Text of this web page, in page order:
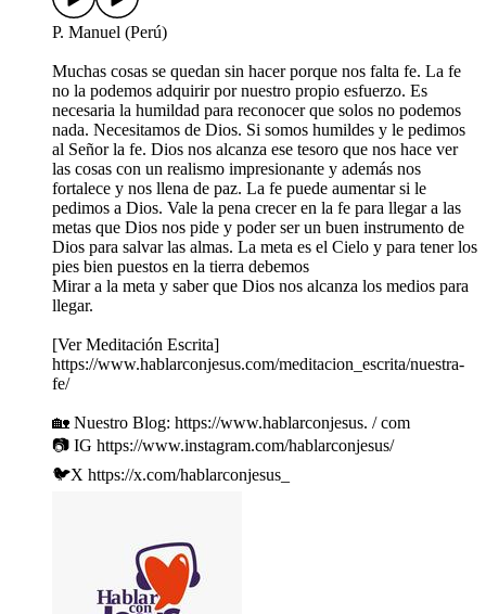
P. Manuel (Perú)
Muchas cosas se quedan sin hacer porque nos falta fe. La fe
no la podemos adquirir por nuestro propio esfuerzo. Es
necesaria la humildad para reconocer que solos no podemos
nada. Necesitamos de Dios. Si somos humildes y le pedimos
al Señor la fe. Dios nos alcanza ese tesoro que nos hace ver
las cosas con un realismo impresionante y además nos
fortalece y nos llena de paz. La fe puede aumentar si le
pedimos a Dios. Vale la pena crecer en la fe para llegar a las
metas que Dios nos pide y poder ser un buen instrumento de
Dios para salvar las almas. La meta es el Cielo y para tener los
pies bien puestos en la tierra debemos
Mirar a la meta y saber que Dios nos alcanza los medios para
llegar.
[Ver Meditación Escrita]
https://www.hablarconjesus.com/meditacion_escrita/nuestra-
fe/
🏡 Nuestro Blog: https://www.hablarconjesus. / com
📷 IG https://www.instagram.com/hablarconjesus/
🐦X https://x.com/hablarconjesus_